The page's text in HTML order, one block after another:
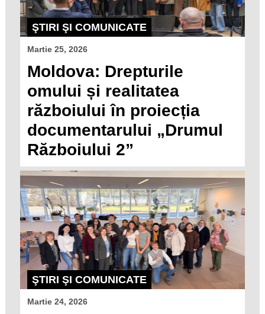
ŞTIRI ŞI COMUNICATE
Martie 25, 2026
Moldova: Drepturile
omului și realitatea
războiului în proiecția
documentarului „Drumul
Războiului 2”
ŞTIRI ŞI COMUNICATE
Martie 24, 2026